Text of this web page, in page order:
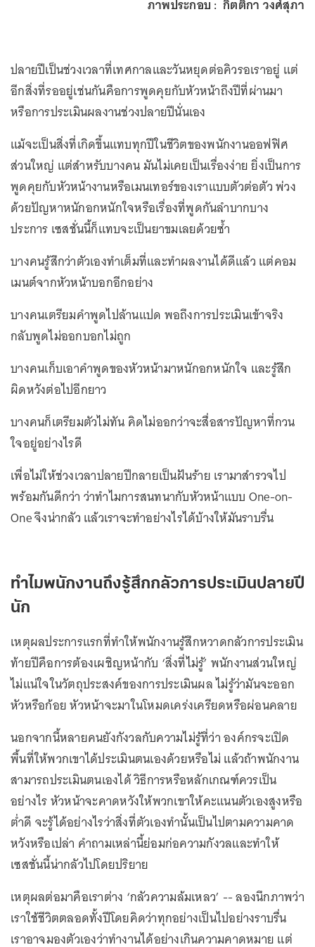
ภาพประกอบ : กิตติกา วงศ์สุภา
ปลายปีเป็นช่วงเวลาที่เทศกาลและวันหยุดต่อคิวรอเราอยู่ แต่
อีกสิ่งที่รออยู่เช่นกันคือการพูดคุยกับหัวหน้าถึงปีที่ผ่านมา
หรือการประเมินผลงานช่วงปลายปีนั่นเอง
แม้จะเป็นสิ่งที่เกิดขึ้นแทบทุกปีในชีวิตของพนักงานออฟฟิศ
ส่วนใหญ่ แต่สำหรับบางคน มันไม่เคยเป็นเรื่องง่าย ยิ่งเป็นการ
พูดคุยกับหัวหน้างานหรือเมนเทอร์ของเราแบบตัวต่อตัว พ่วง
ด้วยปัญหาหนักอกหนักใจหรือเรื่องที่พูดกันลำบากบาง
ประการ เซสชั่นนี้ก็แทบจะเป็นยาขมเลยด้วยซ้ำ
บางคนรู้สึกว่าตัวเองทำเต็มที่และทำผลงานได้ดีแล้ว แต่คอม
เมนต์จากหัวหน้าบอกอีกอย่าง
บางคนเตรียมคำพูดไปล้านแปด พอถึงการประเมินเข้าจริง
กลับพูดไม่ออกบอกไม่ถูก
บางคนเก็บเอาคำพูดของหัวหน้ามาหนักอกหนักใจ และรู้สึก
ผิดหวังต่อไปอีกยาว
บางคนก็เตรียมตัวไม่ทัน คิดไม่ออกว่าจะสื่อสารปัญหาที่กวน
ใจอยู่อย่างไรดี
เพื่อไม่ให้ช่วงเวลาปลายปีกลายเป็นฝันร้าย เรามาสำรวจไป
พร้อมกันดีกว่า ว่าทำไมการสนทนากับหัวหน้าแบบ One-on-
One จึงน่ากลัว แล้วเราจะทำอย่างไรได้บ้างให้มันราบรื่น
ทำไมพนักงานถึงรู้สึกกลัวการประเมินปลายปี
นัก
เหตุผลประการแรกที่ทำให้พนักงานรู้สึกหวาดกลัวการประเมิน
ท้ายปีคือการต้องเผชิญหน้ากับ ‘สิ่งที่ไม่รู้’ พนักงานส่วนใหญ่
ไม่แน่ใจในวัตถุประสงค์ของการประเมินผล ไม่รู้ว่ามันจะออก
หัวหรือก้อย หัวหน้าจะมาในโหมดเคร่งเครียดหรือผ่อนคลาย
นอกจากนี้หลายคนยังกังวลกับความไม่รู้ที่ว่า องค์กรจะเปิด
พื้นที่ให้พวกเขาได้ประเมินตนเองด้วยหรือไม่ แล้วถ้าพนักงาน
สามารถประเมินตนเองได้ วิธีการหรือหลักเกณฑ์ควรเป็น
อย่างไร หัวหน้าจะคาดหวังให้พวกเขาให้คะแนนตัวเองสูงหรือ
ต่ำดี จะรู้ได้อย่างไรว่าสิ่งที่ตัวเองทำนั้นเป็นไปตามความคาด
หวังหรือเปล่า คำถามเหล่านี้ย่อมก่อความกังวลและทำให้
เซสชั่นนี้น่ากลัวไปโดยปริยาย
เหตุผลต่อมาคือเราต่าง ‘กลัวความล้มเหลว’ -- ลองนึกภาพว่า
เราใช้ชีวิตตลอดทั้งปีโดยคิดว่าทุกอย่างเป็นไปอย่างราบรื่น
เราอาจมองตัวเองว่าทำงานได้อย่างเกินความคาดหมาย แต่